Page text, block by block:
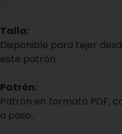
Talla:
Disponible para tejer
este patrón.
Patrón:
Patrón en formato PDF,
a paso..